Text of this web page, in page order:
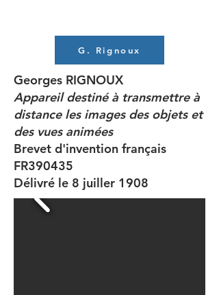
G. Rignoux
Georges RIGNOUX
Appareil destiné à transmettre à
distance les images des objets et
des vues animées
Brevet d'invention français
FR390435
Délivré le 8 juiller 1908